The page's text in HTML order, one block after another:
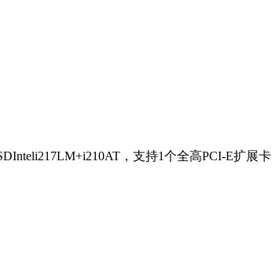
，支持1个全高PCI-E扩展卡